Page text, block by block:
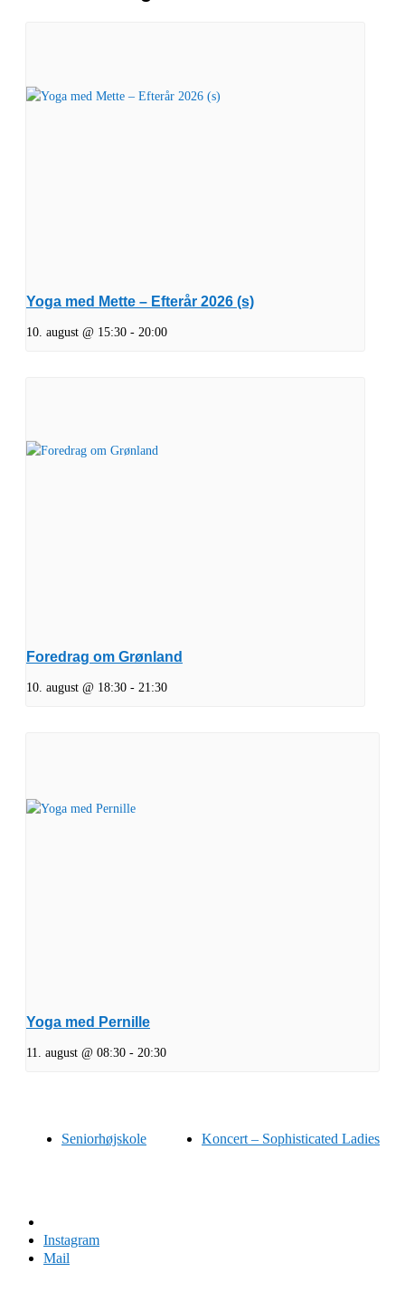
Yoga med Mette – Efterår 2026 (s)
10. august @ 15:30 - 20:00
Foredrag om Grønland
10. august @ 18:30 - 21:30
Yoga med Pernille
11. august @ 08:30 - 20:30
Seniorhøjskole Koncert – Sophisticated Ladies
Instagram
Mail